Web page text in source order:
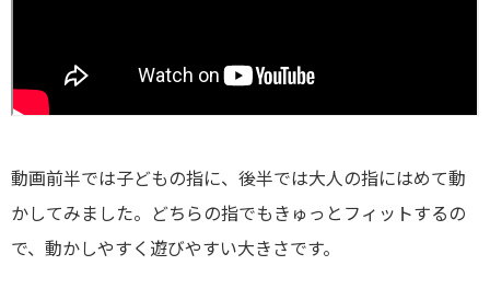
動画前半では子どもの指に、後半では大人の指にはめて動
かしてみました。どちらの指でもきゅっとフィットするの
で、動かしやすく遊びやすい大きさです。